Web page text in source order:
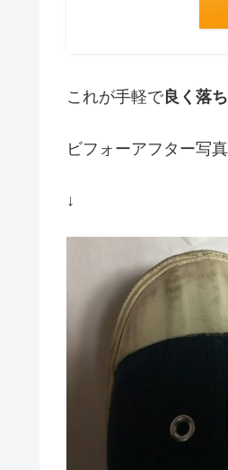
これが手軽で良く落
ビフォーアフター写
↓